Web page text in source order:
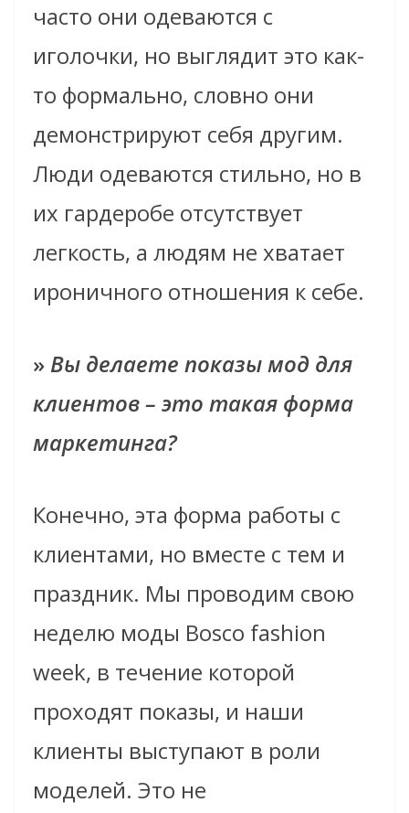
часто они одеваются с
иголочки, но выглядит это как-
то формально, словно они
демонстрируют себя другим.
Люди одеваются стильно, но в
их гардеробе отсутствует
легкость, а людям не хватает
ироничного отношения к себе.
» Вы делаете показы мод для
клиентов – это такая форма
маркетинга?
Конечно, эта форма работы с
клиентами, но вместе с тем и
праздник. Мы проводим свою
неделю моды Bosco fashion
week, в течение которой
проходят показы, и наши
клиенты выступают в роли
моделей. Это не